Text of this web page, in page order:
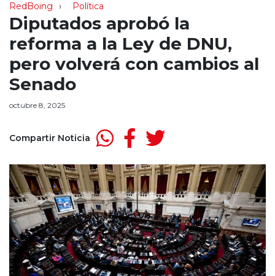
RedBoing Política
Diputados aprobó la
reforma a la Ley de DNU,
pero volverá con cambios al
Senado
octubre 8, 2025
Compartir Noticia